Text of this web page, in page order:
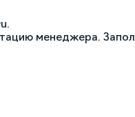
менеджера.